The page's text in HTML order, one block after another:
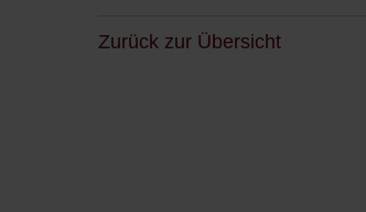
Zurück zur Übersicht